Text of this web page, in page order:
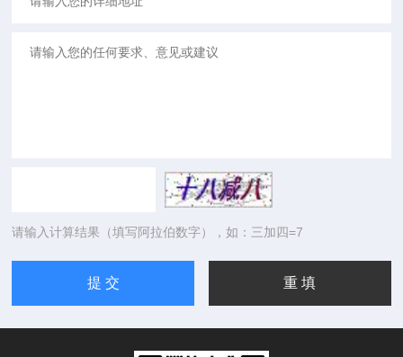
请输入计算结果（填写阿拉伯数字），如：三加四=7